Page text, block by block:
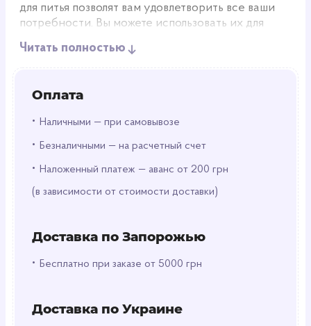
Оплата
• Наличными — при самовывозе
• Безналичными — на расчетный счет
• Наложенный платеж — аванс от 200 грн
(в зависимости от стоимости доставки)
Доставка по Запорожью
• Бесплатно при заказе от 5000 грн
Доставка по Украине
для питья позволят вам удовлетворить все ваши
потребности. Вы можете использовать их для
вечеринок по случаю дня рождения, церемоний,
юбилеев, церковных мероприятий, пикников,
Практичные:
прохладительными напитками, можно просто
выбросить стаканчики в мусорное ведро. Эти
вторичной переработки и универсальны для
использования в проектах декоративно-
Читать полностью